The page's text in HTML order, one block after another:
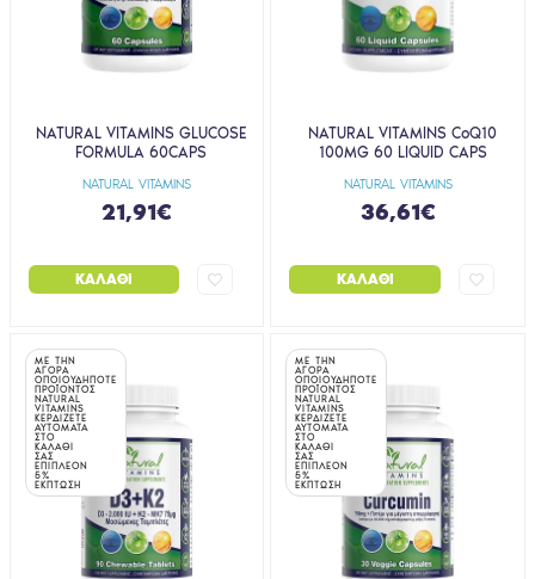
NATURAL VITAMINS
NATURAL VITAMINS GLUCOSE
FORMULA 60CAPS
21,91€
ΚΑΛΆΘΙ
NATURAL VITAMINS
NATURAL VITAMINS CoQ10
100MG 60 LIQUID CAPS
36,61€
ΚΑΛΆΘΙ
ΜΕ ΤΗΝ
ΑΓΟΡΑ
ΟΠΟΙΟΥΔΗΠΟΤΕ
ΠΡΟΪΟΝΤΟΣ
NATURAL
VITAMINS
ΚΕΡΔΙΖΕΤΕ
ΑΥΤΟΜΑΤΑ
ΣΤΟ
ΚΑΛΑΘΙ
ΣΑΣ
ΕΠΙΠΛΕΟΝ
5%
ΕΚΠΤΩΣΗ
ΜΕ ΤΗΝ
ΑΓΟΡΑ
ΟΠΟΙΟΥΔΗΠΟΤΕ
ΠΡΟΪΟΝΤΟΣ
NATURAL
VITAMINS
ΚΕΡΔΙΖΕΤΕ
ΑΥΤΟΜΑΤΑ
ΣΤΟ
ΚΑΛΑΘΙ
ΣΑΣ
ΕΠΙΠΛΕΟΝ
5%
ΕΚΠΤΩΣΗ